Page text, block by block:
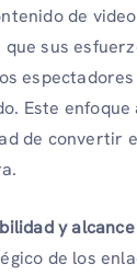
de
sus
Este enfoque
de convertir
y
de los